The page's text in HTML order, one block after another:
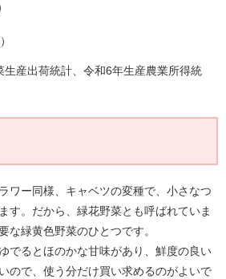
産出荷統計、令和6年生産農業所得統
ワー同様、キャベツの変種で、小さなつ
す。だから、緑花野菜とも呼ばれていま
な緑黄色野菜のひとつです。
でるとほのかな甘味があり、鮮度の良い
ので、使う分だけ買い求めるのがよいで